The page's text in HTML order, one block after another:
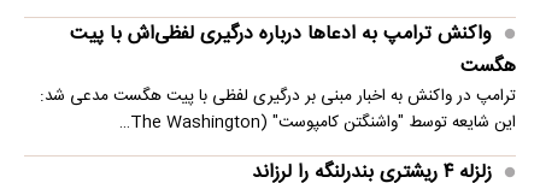
واکنش ترامپ به ادعاها درباره درگیری لفظی‌اش با پیت
هگست
ترامپ در واکنش به اخبار مبنی بر درگیری لفظی با پیت هگست مدعی شد:
این شایعه توسط "واشنگتن کامپوست" (The Washington…
زلزله ۴ ریشتری بندرلنگه را لرزاند